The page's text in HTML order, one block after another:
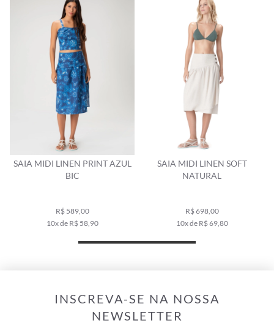
SAIA MIDI LINEN PRINT AZUL
BIC
R$ 589,00
10x de R$ 58,90
SAIA MIDI LINEN SOFT
NATURAL
R$ 698,00
10x de R$ 69,80
INSCREVA-SE NA NOSSA
NEWSLETTER